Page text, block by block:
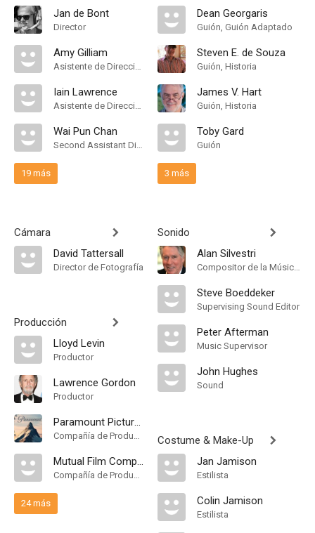
Jan de Bont
Director
Amy Gilliam
Asistente de Dirección
Iain Lawrence
Asistente de Dirección
Wai Pun Chan
Second Assistant Director
19 más
Cámara
David Tattersall
Director de Fotografía
Producción
Lloyd Levin
Productor
Lawrence Gordon
Productor
Paramount Pictures
Compañía de Produccion
Mutual Film Company
Compañía de Produccion
24 más
Dean Georgaris
Guión, Guión Adaptado
Steven E. de Souza
Guión, Historia
James V. Hart
Guión, Historia
Toby Gard
Guión
3 más
Sonido
Alan Silvestri
Compositor de la Música Original
Steve Boeddeker
Supervising Sound Editor
Peter Afterman
Music Supervisor
John Hughes
Sound
Costume & Make-Up
Jan Jamison
Estilista
Colin Jamison
Estilista